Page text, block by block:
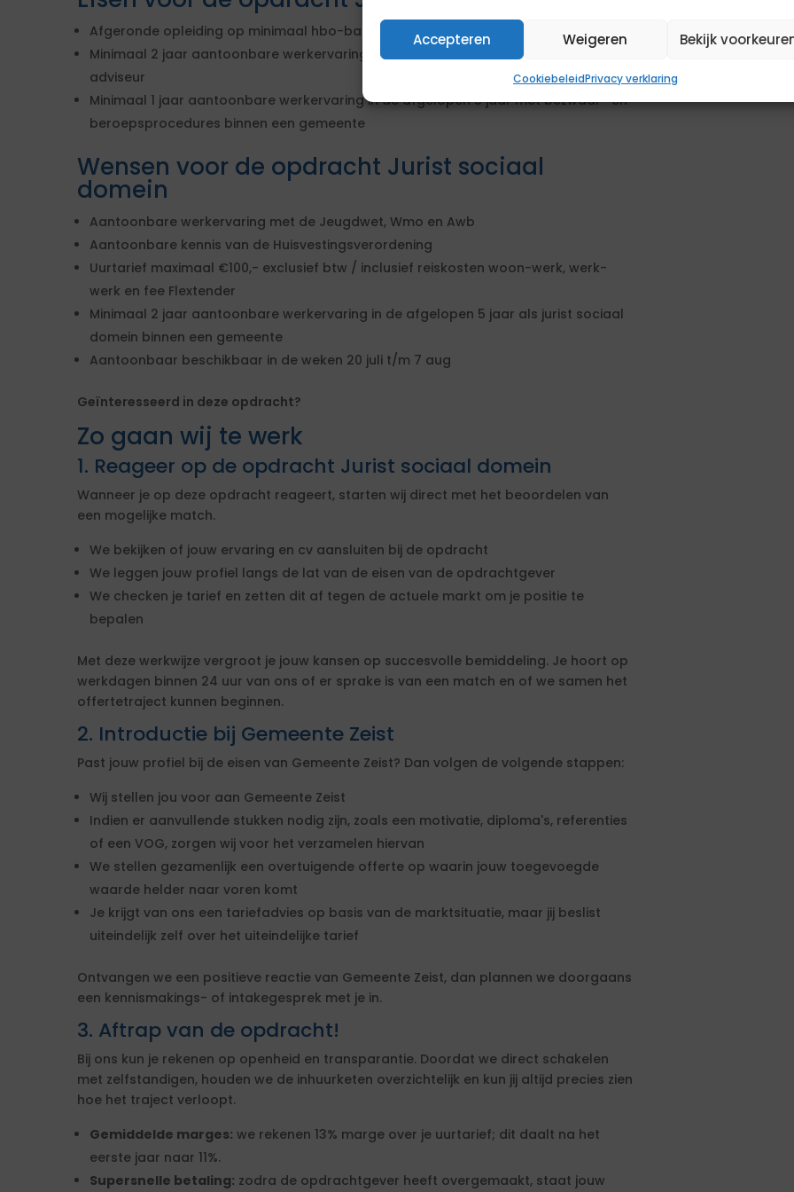
Accepteren Weigeren Bekijk
CookiebeleidPrivacy verklaring
Afgeronde opleiding op minimaal hbo-bachelor niveau in juridische richting
Minimaal 2 jaar aantoonbare werkervaring in de afgelopen 10 jaar als juridisch
adviseur
Minimaal 1 jaar aantoonbare werkervaring in de afgelopen 5 jaar met bezwaar- en
beroepsprocedures binnen een gemeente
Wensen voor de opdracht Jurist sociaal
domein
Aantoonbare werkervaring met de Jeugdwet, Wmo en Awb
Aantoonbare kennis van de Huisvestingsverordening
Uurtarief maximaal €100,- exclusief btw / inclusief reiskosten woon-werk, werk-
werk en fee Flextender
Minimaal 2 jaar aantoonbare werkervaring in de afgelopen 5 jaar als jurist sociaal
domein binnen een gemeente
Aantoonbaar beschikbaar in de weken 20 juli t/m 7 aug
Geïnteresseerd in deze opdracht?
Zo gaan wij te werk
1. Reageer op de opdracht Jurist sociaal domein
Wanneer je op deze opdracht reageert, starten wij direct met het beoordelen van
een mogelijke match.
We bekijken of jouw ervaring en cv aansluiten bij de opdracht
We leggen jouw profiel langs de lat van de eisen van de opdrachtgever
We checken je tarief en zetten dit af tegen de actuele markt om je positie te
bepalen
Met deze werkwijze vergroot je jouw kansen op succesvolle bemiddeling. Je hoort op
werkdagen binnen 24 uur van ons of er sprake is van een match en of we samen het
offertetraject kunnen beginnen.
2. Introductie bij Gemeente Zeist
Past jouw profiel bij de eisen van Gemeente Zeist? Dan volgen de volgende stappen:
Wij stellen jou voor aan Gemeente Zeist
Indien er aanvullende stukken nodig zijn, zoals een motivatie, diploma's, referenties
of een VOG, zorgen wij voor het verzamelen hiervan
We stellen gezamenlijk een overtuigende offerte op waarin jouw toegevoegde
waarde helder naar voren komt
Je krijgt van ons een tariefadvies op basis van de marktsituatie, maar jij beslist
uiteindelijk zelf over het uiteindelijke tarief
Ontvangen we een positieve reactie van Gemeente Zeist, dan plannen we doorgaans
een kennismakings- of intakegesprek met je in.
3. Aftrap van de opdracht!
Bij ons kun je rekenen op openheid en transparantie. Doordat we direct schakelen
met zelfstandigen, houden we de inhuurketen overzichtelijk en kun jij altijd precies zien
hoe het traject verloopt.
Gemiddelde marges: we rekenen 13% marge over je uurtarief; dit daalt na het
eerste jaar naar 11%.
Supersnelle betaling: zodra de opdrachtgever heeft overgemaakt, staat jouw